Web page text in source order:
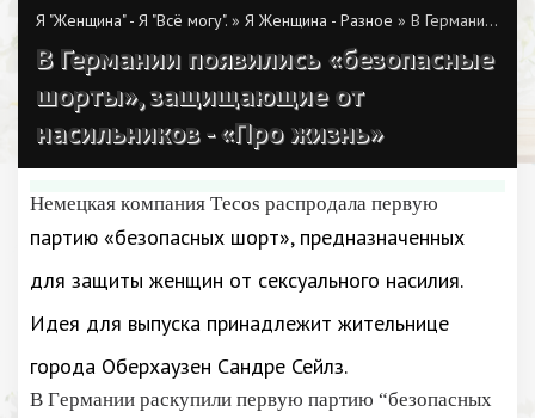
Я "Женщина" - Я "Всё могу". » Я Женщина - Разное » В Германии появились «безопасные шорты», защищающие от насильников - «Про жизнь»
В Германии появились «безопасные
шорты», защищающие от
насильников - «Про жизнь»
Немецкая компания Tecos распродала первую
партию «безопасных шорт», предназначенных
для защиты женщин от сексуального насилия.
Идея для выпуска принадлежит жительнице
города Оберхаузен Сандре Сейлз.
В Германии раскупили первую партию “безопасных